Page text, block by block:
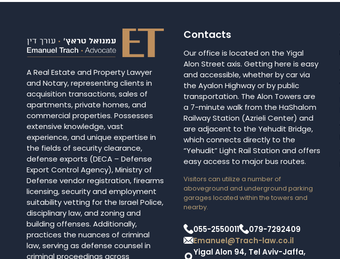
A Real Estate and Property Lawyer
and Notary, representing clients in
acquisition transactions, sales of
apartments, private homes, and
commercial properties. Possesses
extensive knowledge, vast
experience, and unique expertise in
the fields of security clearance,
defense exports (DECA – Defense
Export Control Agency), Ministry of
Defense vendor registration, firearms
licensing, security and employment
suitability vetting for the Israel Police,
disciplinary law, and zoning and
building offenses. Additionally,
practices the nuances of criminal
law, serving as defense counsel in
criminal proceedings across
Contacts
Our office is located on the Yigal
Alon Street axis. Getting here is easy
and accessible, whether by car via
the Ayalon Highway or by public
transportation. The Alon Towers are
a 7-minute walk from the HaShalom
Railway Station (Azrieli Center) and
are adjacent to the Yehudit Bridge,
which connects directly to the
“Yehudit” Light Rail Station and offers
easy access to major bus routes.
Visitors can utilize a number of
aboveground and underground parking
garages located within the towers and
nearby.
055-2550011
079-7292409
Emanuel@Trach-law.co.il
Yigal Alon 94, Tel Aviv-Jaffa,